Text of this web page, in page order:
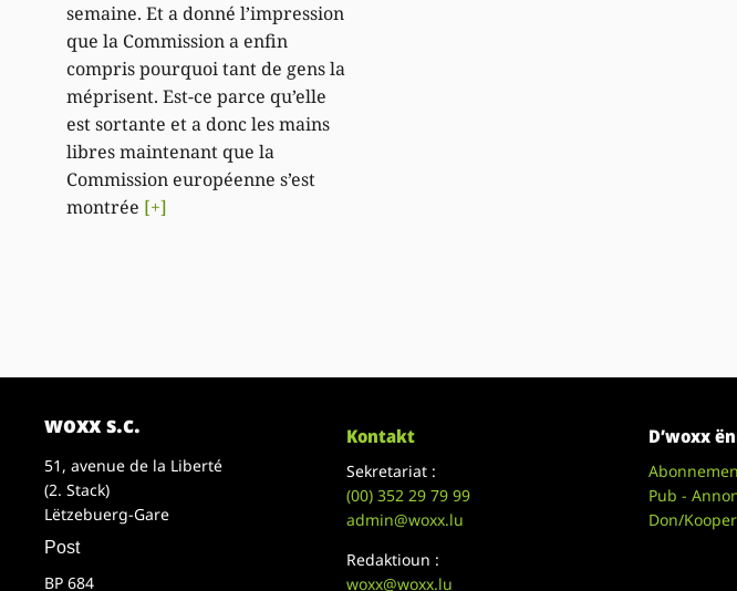
semaine. Et a donné l’impression
que la Commission a enfin
compris pourquoi tant de gens la
méprisent. Est-ce parce qu’elle
est sortante et a donc les mains
libres maintenant que la
Commission européenne s’est
montrée [+]
woxx s.c.
51, avenue de la Liberté
(2. Stack)
Lëtzebuerg-Gare
Post
BP 684
Kontakt
Sekretariat :
(00)352 29 79 99
admin@woxx.lu
Redaktioun :
woxx@woxx.lu
D’woxx
Pub -
Don/